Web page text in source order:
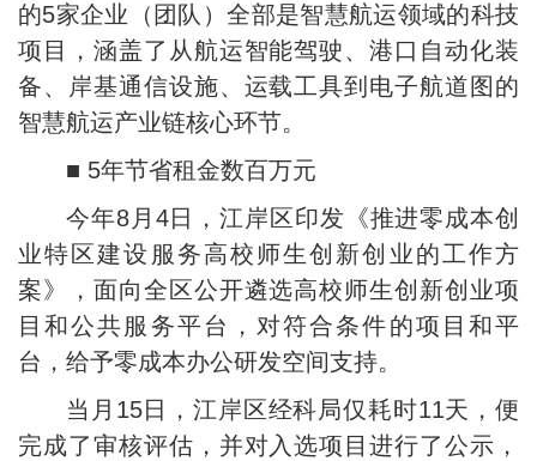
的5家企业（团队）全部是智慧航运领域的科技
项目，涵盖了从航运智能驾驶、港口自动化装
备、岸基通信设施、运载工具到电子航道图的
智慧航运产业链核心环节。
■ 5年节省租金数百万元
今年8月4日，江岸区印发《推进零成本创
业特区建设服务高校师生创新创业的工作方
案》，面向全区公开遴选高校师生创新创业项
目和公共服务平台，对符合条件的项目和平
台，给予零成本办公研发空间支持。
当月15日，江岸区经科局仅耗时11天，便
完成了审核评估，并对入选项目进行了公示，